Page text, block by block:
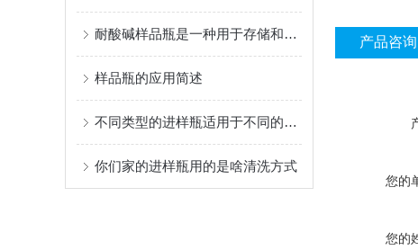
耐酸碱样品瓶是一种用于存储和运输各种酸性和碱性物质的容器
样品瓶的应用简述
不同类型的进样瓶适用于不同的样品和实验环境
你们家的进样瓶用的是啥清洗方式
产品咨询
您的
您的